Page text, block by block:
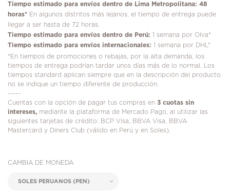
Tiempo estimado para envíos dentro de Lima Metropolitana: 48
horas* En algunos distritos más lejanos, el tiempo de entrega puede
llegar a ser hasta de 72 horas.
Tiempo estimado para envíos dentro de Perú: 1 semana por Olva*
Tiempo estimado para envíos internacionales: 1 semana por DHL*
*En tiempos de promociones o rebajas, por la alta demanda, los
tiempos de entrega podrían tardar unos días más de lo normal. Los
tiempos standard aplican siempre que en la descripción del producto
no se indique un tiempo diferente de producción.
-----
Cuentas con la opción de pagar tus compras en 3 cuotas sin
intereses, mediante la plataforma de Mercado Pago, al utilizar las
siguientes tarjetas de crédito: BCP Visa, BBVA Visa, BBVA
Mastercard y Diners Club (válido en Perú y en Soles).
CAMBIA DE MONEDA